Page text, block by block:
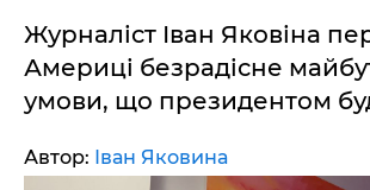
Журналіст Іван Яковіна
Америці безрадісне
умови, що президентом
Автор: Іван Яковина